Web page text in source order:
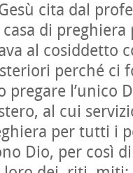
cita dal
casa di
al cosiddetto
perché ci
pregare l’unico
al cui
per tutti i
Dio, per così